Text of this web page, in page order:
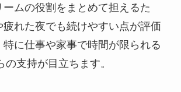
ムの役割をまとめて担えるた
れた夜でも続けやすい点が評価
特に仕事や家事で時間が限られる
支持が目立ちます。